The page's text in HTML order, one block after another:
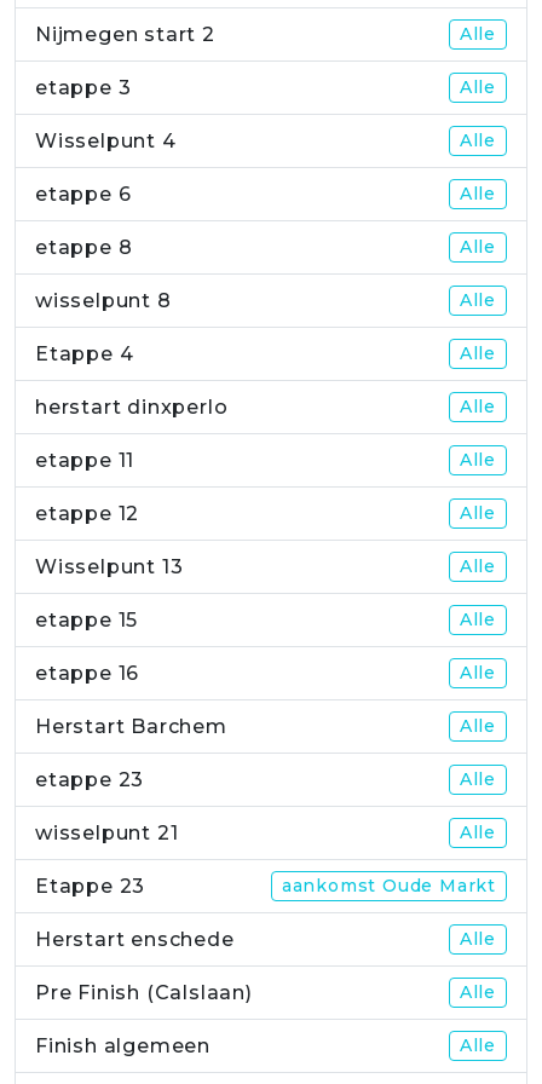
Nijmegen start 2 Alle
etappe 3 Alle
Wisselpunt 4 Alle
etappe 6 Alle
etappe 8 Alle
wisselpunt 8 Alle
Etappe 4 Alle
herstart dinxperlo Alle
etappe 11 Alle
etappe 12 Alle
Wisselpunt 13 Alle
etappe 15 Alle
etappe 16 Alle
Herstart Barchem Alle
etappe 23 Alle
wisselpunt 21 Alle
Etappe 23 aankomst Oude Markt
Herstart enschede Alle
Pre Finish (Calslaan) Alle
Finish algemeen Alle